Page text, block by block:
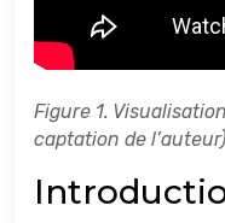
Figure 1.
captation de l’auteur)